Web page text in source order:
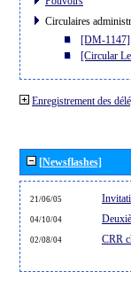
Circulaires
[DM-1147]
[Circular
Enregistrement des
[Newsflashes]
21/06/05
04/10/04
02/08/04 CRR